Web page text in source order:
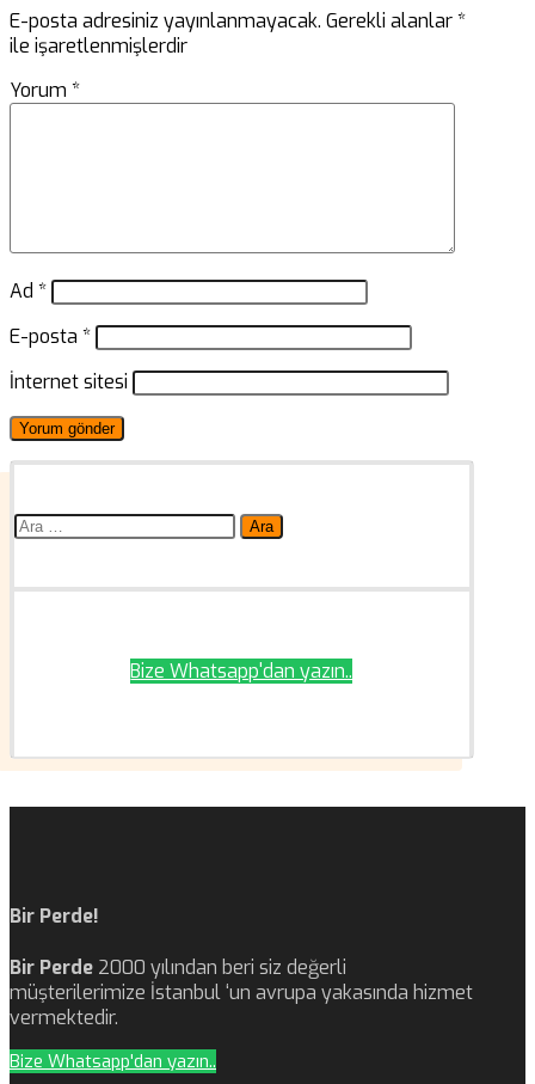
E-posta adresiniz yayınlanmayacak. Gerekli alanlar*
ile işaretlenmişlerdir
Yorum *
Ad *
E-posta *
İnternet sitesi
Arama:
Bize Whatsapp'dan yazın..
Bir Perde!
Bir Perde 2000 yılından beri siz değerli
müşterilerimize İstanbul ‘un avrupa yakasında hizmet
vermektedir.
Bize Whatsapp'dan yazın..